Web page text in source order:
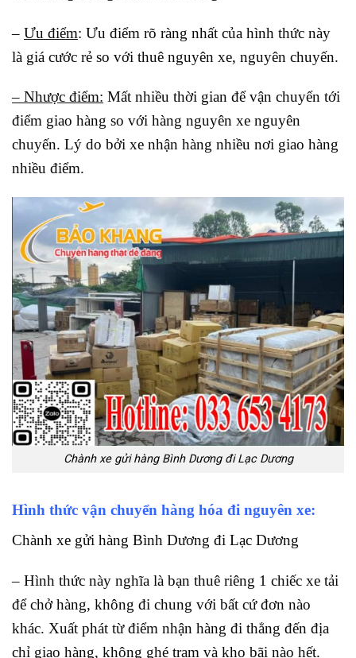
– Ưu điểm: Ưu điểm rõ ràng nhất của hình thức này
là giá cước rẻ so với thuê nguyên xe, nguyên chuyến.
– Nhược điểm: Mất nhiều thời gian để vận chuyển tới
điểm giao hàng so với hàng nguyên xe nguyên
chuyến. Lý do bởi xe nhận hàng nhiều nơi giao hàng
nhiều điểm.
Chành xe gửi hàng Bình Dương đi Lạc Dương
Hình thức vận chuyển hàng hóa đi nguyên xe:
Chành xe gửi hàng Bình Dương đi Lạc Dương
– Hình thức này nghĩa là bạn thuê riêng 1 chiếc xe tải
để chở hàng, không đi chung với bất cứ đơn nào
khác. Xuất phát từ điểm nhận hàng đi thẳng đến địa
chỉ giao hàng, không ghé trạm và kho bãi nào hết.